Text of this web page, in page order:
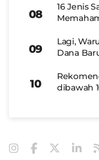
16 Jenis
Lagi,
Dana
dibawah